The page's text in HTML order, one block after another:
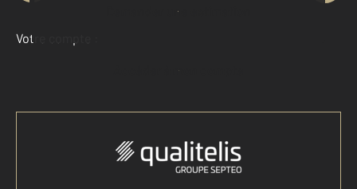
Demander une estimation
Votre compte :
Accéder à mon compte